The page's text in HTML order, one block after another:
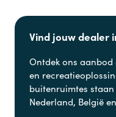
Vind jouw dealer
Ontdek ons aanbod
en
buitenruimtes
Nederland, België